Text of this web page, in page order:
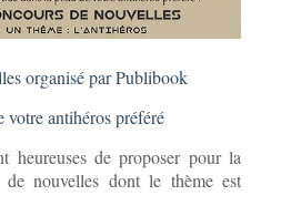
organisé par Publibook
votre antihéros préféré
heureuses de proposer pour la
nouvelles dont le thème est